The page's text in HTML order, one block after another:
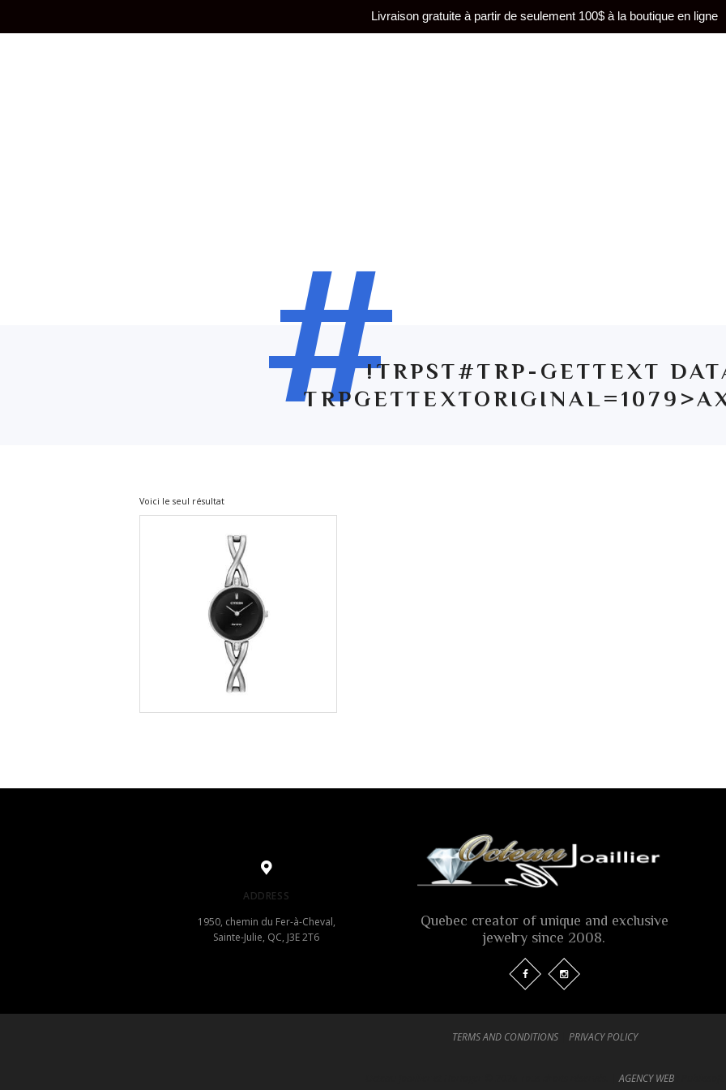
Livraison gratuite à partir de seulement 100$ à la boutique en ligne
#!TRPST#TRP-GETTEXT
Voici le seul résultat
ADDRESS
1950, chemin du Fer-à-Cheval,
Sainte-Julie, QC, J3E 2T6
Quebec creator of unique and exclusive
jewelry since 2008.
TERMS AND CONDITIONS| PRIVACY POLICY
Octeau Joaillier et Horloger © 2026 Tous droits réservés. |AGENCY WEB